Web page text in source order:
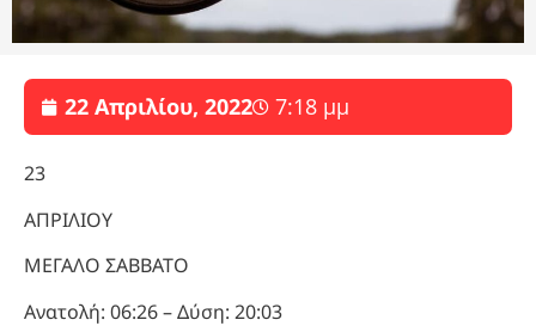
22 Απριλίου, 2022 7:18 μμ
23
ΑΠΡΙΛΙΟΥ
ΜΕΓΑΛΟ ΣΑΒΒΑΤΟ
Ανατολή: 06:26 – Δύση: 20:03